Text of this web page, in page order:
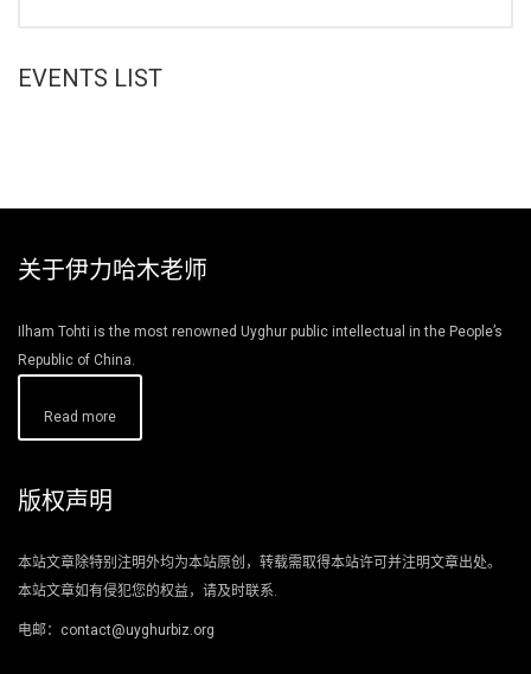
EVENTS LIST
关于伊力哈木老师
Ilham Tohti is the most renowned Uyghur public intellectual in the People’s
Republic of China.
Read more
版权声明
本站文章除特别注明外均为本站原创，转载需取得本站许可并注明文章出处。
本站文章如有侵犯您的权益，请及时联系.
电邮：contact@uyghurbiz.org